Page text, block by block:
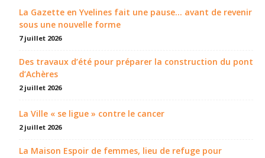
La Gazette en Yvelines fait une pause... avant de revenir
sous une nouvelle forme
7 juillet 2026
Des travaux d’été pour préparer la construction du pont
d’Achères
2 juillet 2026
La Ville « se ligue » contre le cancer
2 juillet 2026
La Maison Espoir de femmes, lieu de refuge pour